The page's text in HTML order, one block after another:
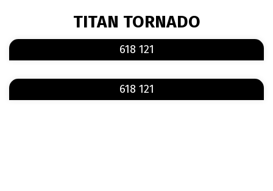
D'ARIANE
TITAN TORNADO
618 121
618 121